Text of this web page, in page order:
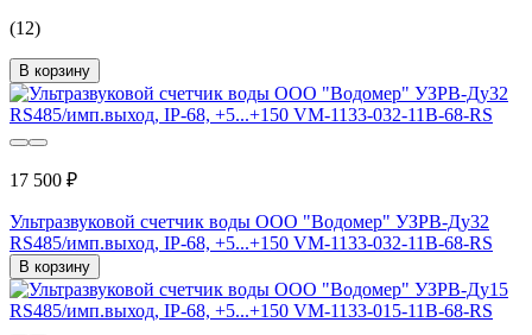
(12)
В корзину
17 500 ₽
Ультразвуковой счетчик воды ООО "Водомер" УЗРВ-Ду32
RS485/имп.выход, IP-68, +5...+150 VM-1133-032-11B-68-RS
В корзину